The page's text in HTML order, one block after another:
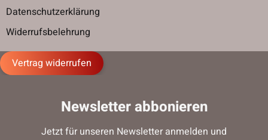
Datenschutzerklärung
Widerrufsbelehrung
Vertrag widerrufen
Newsletter abbonieren
Jetzt für unseren Newsletter anmelden und